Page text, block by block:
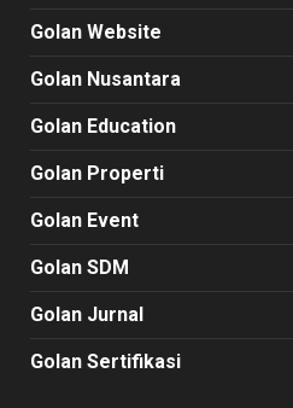
Golan Website
Golan Nusantara
Golan Education
Golan Properti
Golan Event
Golan SDM
Golan Jurnal
Golan Sertifikasi